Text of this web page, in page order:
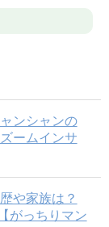
ンシャンの
ームインサ
や家族は？
がっちりマン